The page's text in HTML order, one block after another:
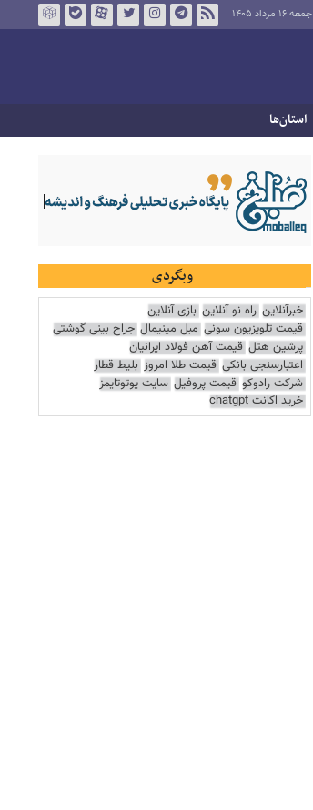
جمعه ۱۶ مرداد ۱۴۰۵
استان‌ها
وبگردی
خبرآنلاین راه نو آنلاین بازی آنلاین
قیمت تلویزیون سونی مبل مینیمال جراح بینی گوشتی
پرشین هتل قیمت آهن فولاد ایرانیان
اعتبارسنجی بانکی قیمت طلا امروز بلیط قطار
شرکت رادوکو قیمت پروفیل سایت یوتوتایمز
خرید اکانت chatgpt